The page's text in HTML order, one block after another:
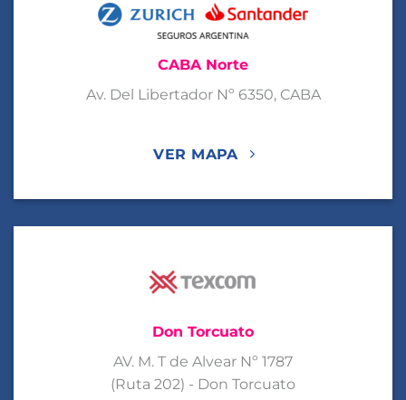
CABA Norte
Av. Del Libertador Nº 6350, CABA
VER MAPA
Don Torcuato
AV. M. T de Alvear Nº 1787
(Ruta 202) - Don Torcuato